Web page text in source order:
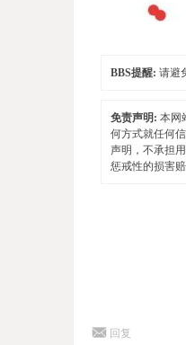
BBS提醒: 请避
免责声明: 本网
何方式就任何
声明，不承担
惩戒性的损害赔
回复